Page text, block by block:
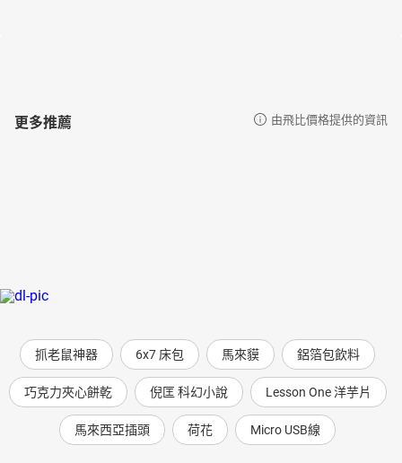
更多推薦 由飛比價格提供的資訊
抓老鼠神器 6x7 床包 馬來貘 鋁箔包飲料
巧克力夾心餅乾 倪匡 科幻小說 Lesson One 洋芋片
馬來西亞插頭 荷花 Micro USB線